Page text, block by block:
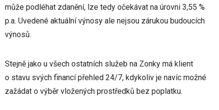
může podléhat zdanění, lze tedy očekávat na úrovni 3,55 %
p.a. Uvedené aktuální výnosy ale nejsou zárukou budoucích
výnosů.
Stejně jako u všech ostatních služeb na Zonky má klient
o stavu svých financí přehled 24/7, kdykoliv je navíc možné
zažádat o výběr vložených prostředků bez poplatku.